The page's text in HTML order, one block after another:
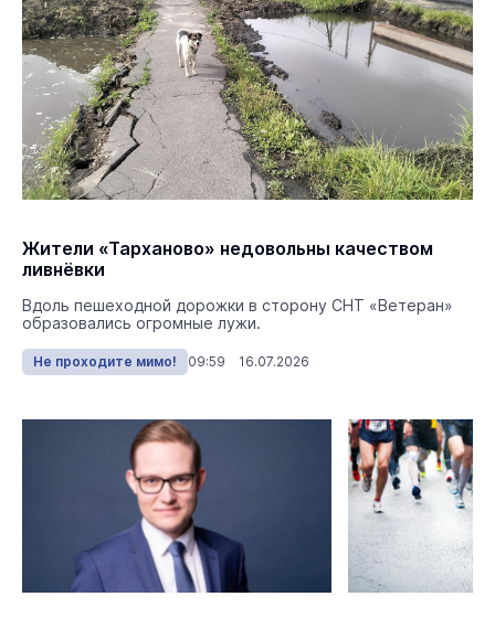
Жители «Тарханово» недовольны качеством
ливнёвки
Вдоль пешеходной дорожки в сторону СНТ «Ветеран»
образовались огромные лужи.
Не проходите мимо! 09:59 16.07.2026